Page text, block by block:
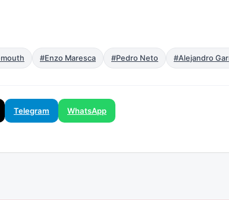
#Enzo Maresca #Pedro Neto #Alejandro
Telegram WhatsApp